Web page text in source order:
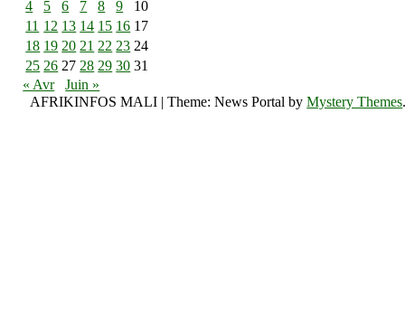
4
5 6 7 8 9
10
11 12 13 14 15 16 17
18 19 20 21 22 23 24
25 26 27 28 29 30 31
« Avr
Juin »
AFRIKINFOS MALI |Theme: News Portal byMystery Themes